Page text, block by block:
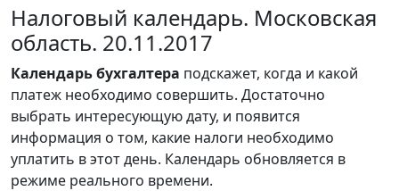
Налоговый календарь. Московская
область. 20.11.2017
Календарьбухгалтера подскажет, когда и какой
платеж необходимо совершить. Достаточно
выбрать интересующую дату, и появится
информация о том, какие налоги необходимо
уплатить в этот день. Календарь обновляется в
режиме реального времени.